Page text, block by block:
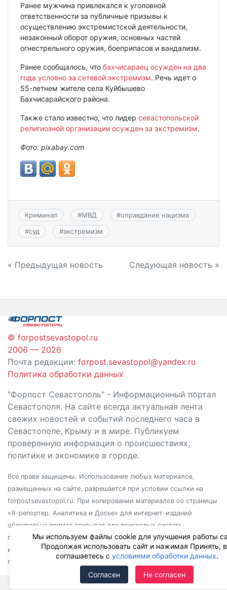
Ранее мужчина привлекался к уголовной
ответственности за публичные призывы к
осуществлению экстремистской деятельности,
незаконный оборот оружия, основных частей
огнестрельного оружия, боеприпасов и вандализм.
Ранее сообщалось, что бахчисараец осужден на два
года условно за сетевой экстремизм. Речь идет о
55-летнем жителе села Куйбышево
Бахчисарайского района.
Также стало известно, что лидер севастопольской
религиозной организации осужден за экстремизм.
Фото: pixabay.com
Криминал #МВД #оправдание нацизма
#суд #экстремизм
Навигация
записям
« Предыдущая новость Следующая новость »
© forpostsevastopol.ru
2006 — 2026
Почта редакции: forpost.sevastopol@yandex.ru
Политика обработки данных
"Форпост Севастополь" - Информационный портал
Севастополя. На сайте всегда актуальная лента
свежих новостей и событий последнего часа в
Севастополе, Крыму и в мире. Публикуем
проверенную информация о происшествиях,
политике и экономике в городе.
Все права защищены. Использование любых материалов,
размещенных на сайте, разрешается при условии ссылки на
forpostsevastopol.ru. При копировании материалов со страницы
«Я-репортер. Аналитика и Досье» для интернет-изданий
обязательна прямая открытая для поисковых систем
гиперссылка. Независимо от полного или частичного
использования материалов, ссылка должна быть размещена в
подзаголовке или первом абзаце материала.
Мы используем файлы cookie для улучшения работы
Продолжая использовать сайт и нажимая Принять,
соглашаетесь с условиями обработки данных.
Согласен Не согласен